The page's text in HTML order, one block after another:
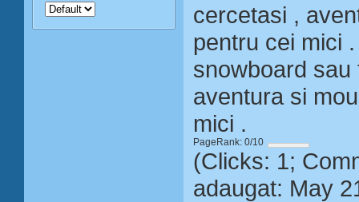
cercetasi ,
pentru cei mici
snowboard
aventura si
mici .
PageRank: 0/10
(Clicks: 1;
adaugat: May